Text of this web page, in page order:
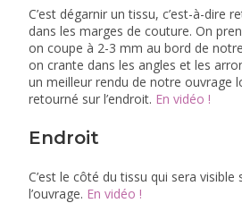
C’est dégarnir un tissu, c’est-à-dire
dans les marges de couture. On
on coupe à 2-3 mm au bord de
on crante dans les angles et les
un meilleur rendu de notre ouvrage
retourné sur l’endroit. En vidéo !
Endroit
C’est le côté du tissu qui sera visible
l’ouvrage. En vidéo !